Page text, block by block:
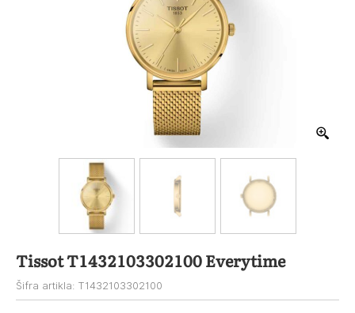
Tissot T1432103302100 Everytime
Šifra artikla: T1432103302100